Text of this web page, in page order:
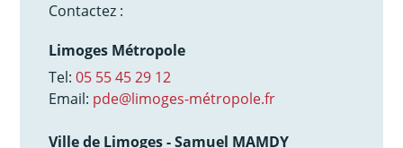
Contactez :
Limoges Métropole
Tel:05 55 45 29 12
Email: pde@limoges-métropole.fr
Ville de Limoges - Samuel MAMDY